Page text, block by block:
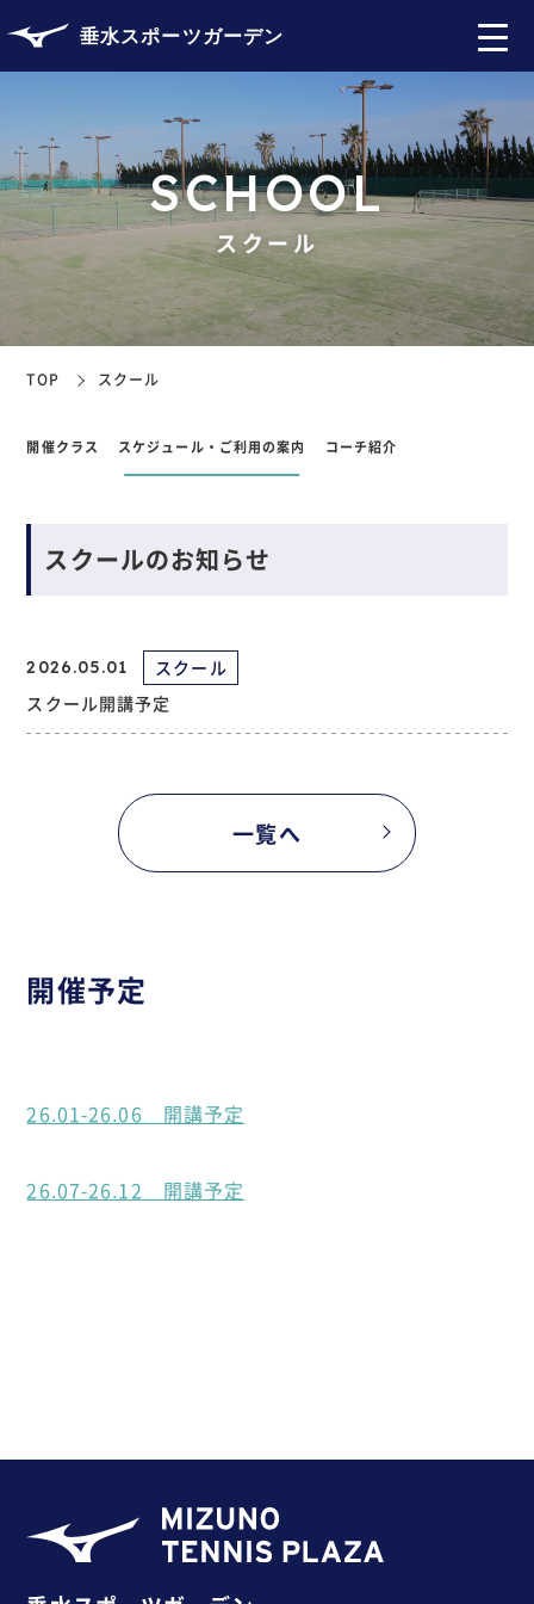
垂水スポーツガーデン
SCHOOL
スクール
TOP スクール
開催クラス スケジュール・ご利用の案内 コーチ紹介
スクールのお知らせ
2026.05.01
スクール
スクール開講予定
一覧へ
開催予定
26.01-26.06 開講予定
26.07-26.12 開講予定